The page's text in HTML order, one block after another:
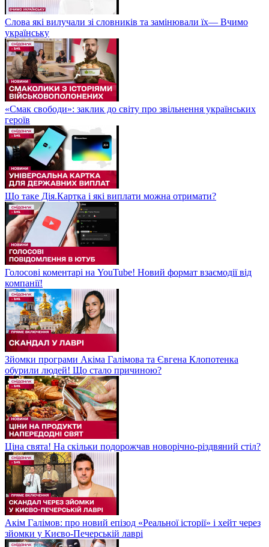
Слова які вилучали зі словників та замінювали їх— Вчимо
українську
«Смак свободи»: заклик до світу про звільнення українських
героїв
Що таке Дія.Картка і які виплати можна отримати?
Голосові коментарі на YouTube! Новий формат взаємодії від
компанії!
Зйомки програми Акіма Галімова та Євгена Клопотенка
обурили людей! Що стало причиною?
Ціна свята! На скільки подорожчав новорічно-різдвяний стіл?
Акім Галімов: про новий епізод «Реальної історії» і хейт через
зйомки у Києво-Печерській лаврі